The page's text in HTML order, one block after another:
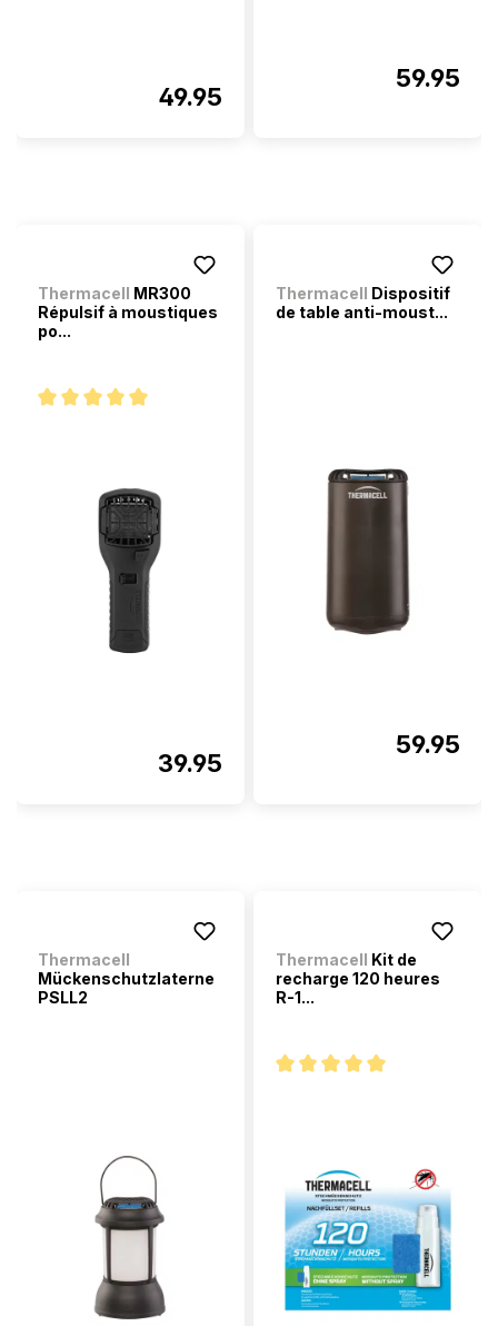
49.95
59.95
Thermacell MR300
Répulsif à moustiques
po...
39.95
Thermacell Dispositif
de table anti-moust...
59.95
Thermacell
Mückenschutzlaterne
PSLL2
Thermacell Kit de
recharge 120 heures
R-1...